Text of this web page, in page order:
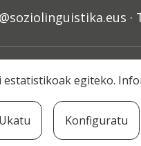
·
Klusterra
egiteko.
Ukatu Konfiguratu